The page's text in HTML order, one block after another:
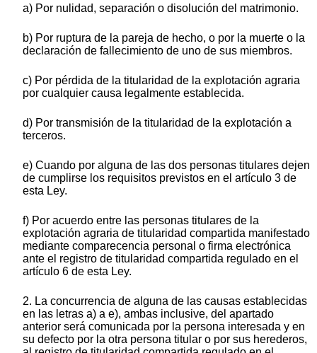
a) Por nulidad, separación o disolución del matrimonio.
b) Por ruptura de la pareja de hecho, o por la muerte o la
declaración de fallecimiento de uno de sus miembros.
c) Por pérdida de la titularidad de la explotación agraria
por cualquier causa legalmente establecida.
d) Por transmisión de la titularidad de la explotación a
terceros.
e) Cuando por alguna de las dos personas titulares dejen
de cumplirse los requisitos previstos en el artículo 3 de
esta Ley.
f) Por acuerdo entre las personas titulares de la
explotación agraria de titularidad compartida manifestado
mediante comparecencia personal o firma electrónica
ante el registro de titularidad compartida regulado en el
artículo 6 de esta Ley.
2. La concurrencia de alguna de las causas establecidas
en las letras a) a e), ambas inclusive, del apartado
anterior será comunicada por la persona interesada y en
su defecto por la otra persona titular o por sus herederos,